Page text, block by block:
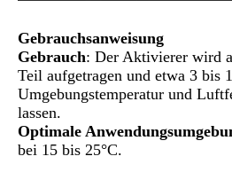
Gebrauchsanweisung
Gebrauch: Der Aktivierer wird
Teil aufgetragen und etwa 3 bis
Umgebungstemperatur und
lassen.
Optimale
bei 15 bis 25°C.